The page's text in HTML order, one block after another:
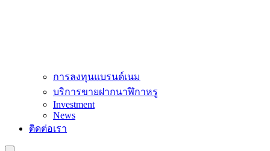
การลงทุนแบรนด์เนม
บริการขายฝากนาฬิกาหรู
Investment
News
ติดต่อเรา